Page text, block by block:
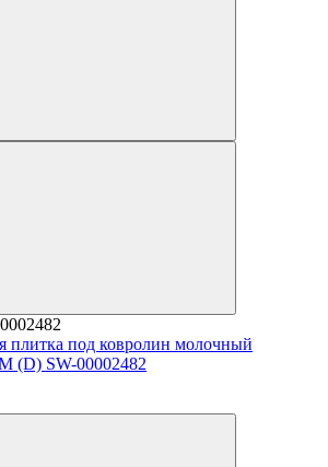
плитка под ковролин молочный
(D) SW-00002482